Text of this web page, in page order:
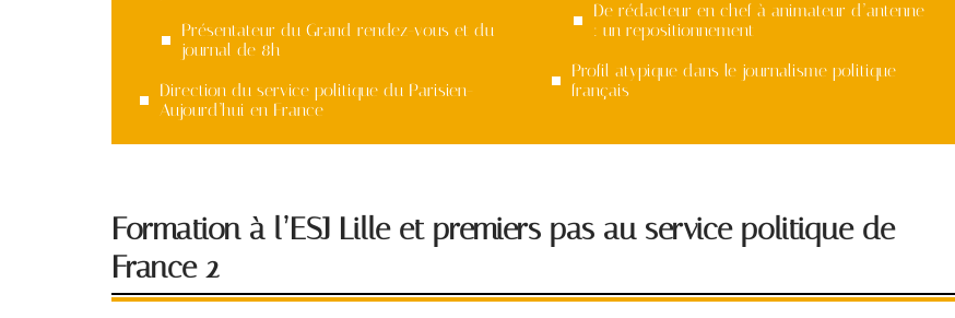
Présentateur du Grand rendez-vous et du
journal de 8h
Direction du service politique du Parisien-
Aujourd’hui en France
De rédacteur en chef à animateur d’antenne
: un repositionnement
Profil atypique dans le journalisme politique
français
Formation à l’ESJ Lille et premiers pas au service politique de
France 2